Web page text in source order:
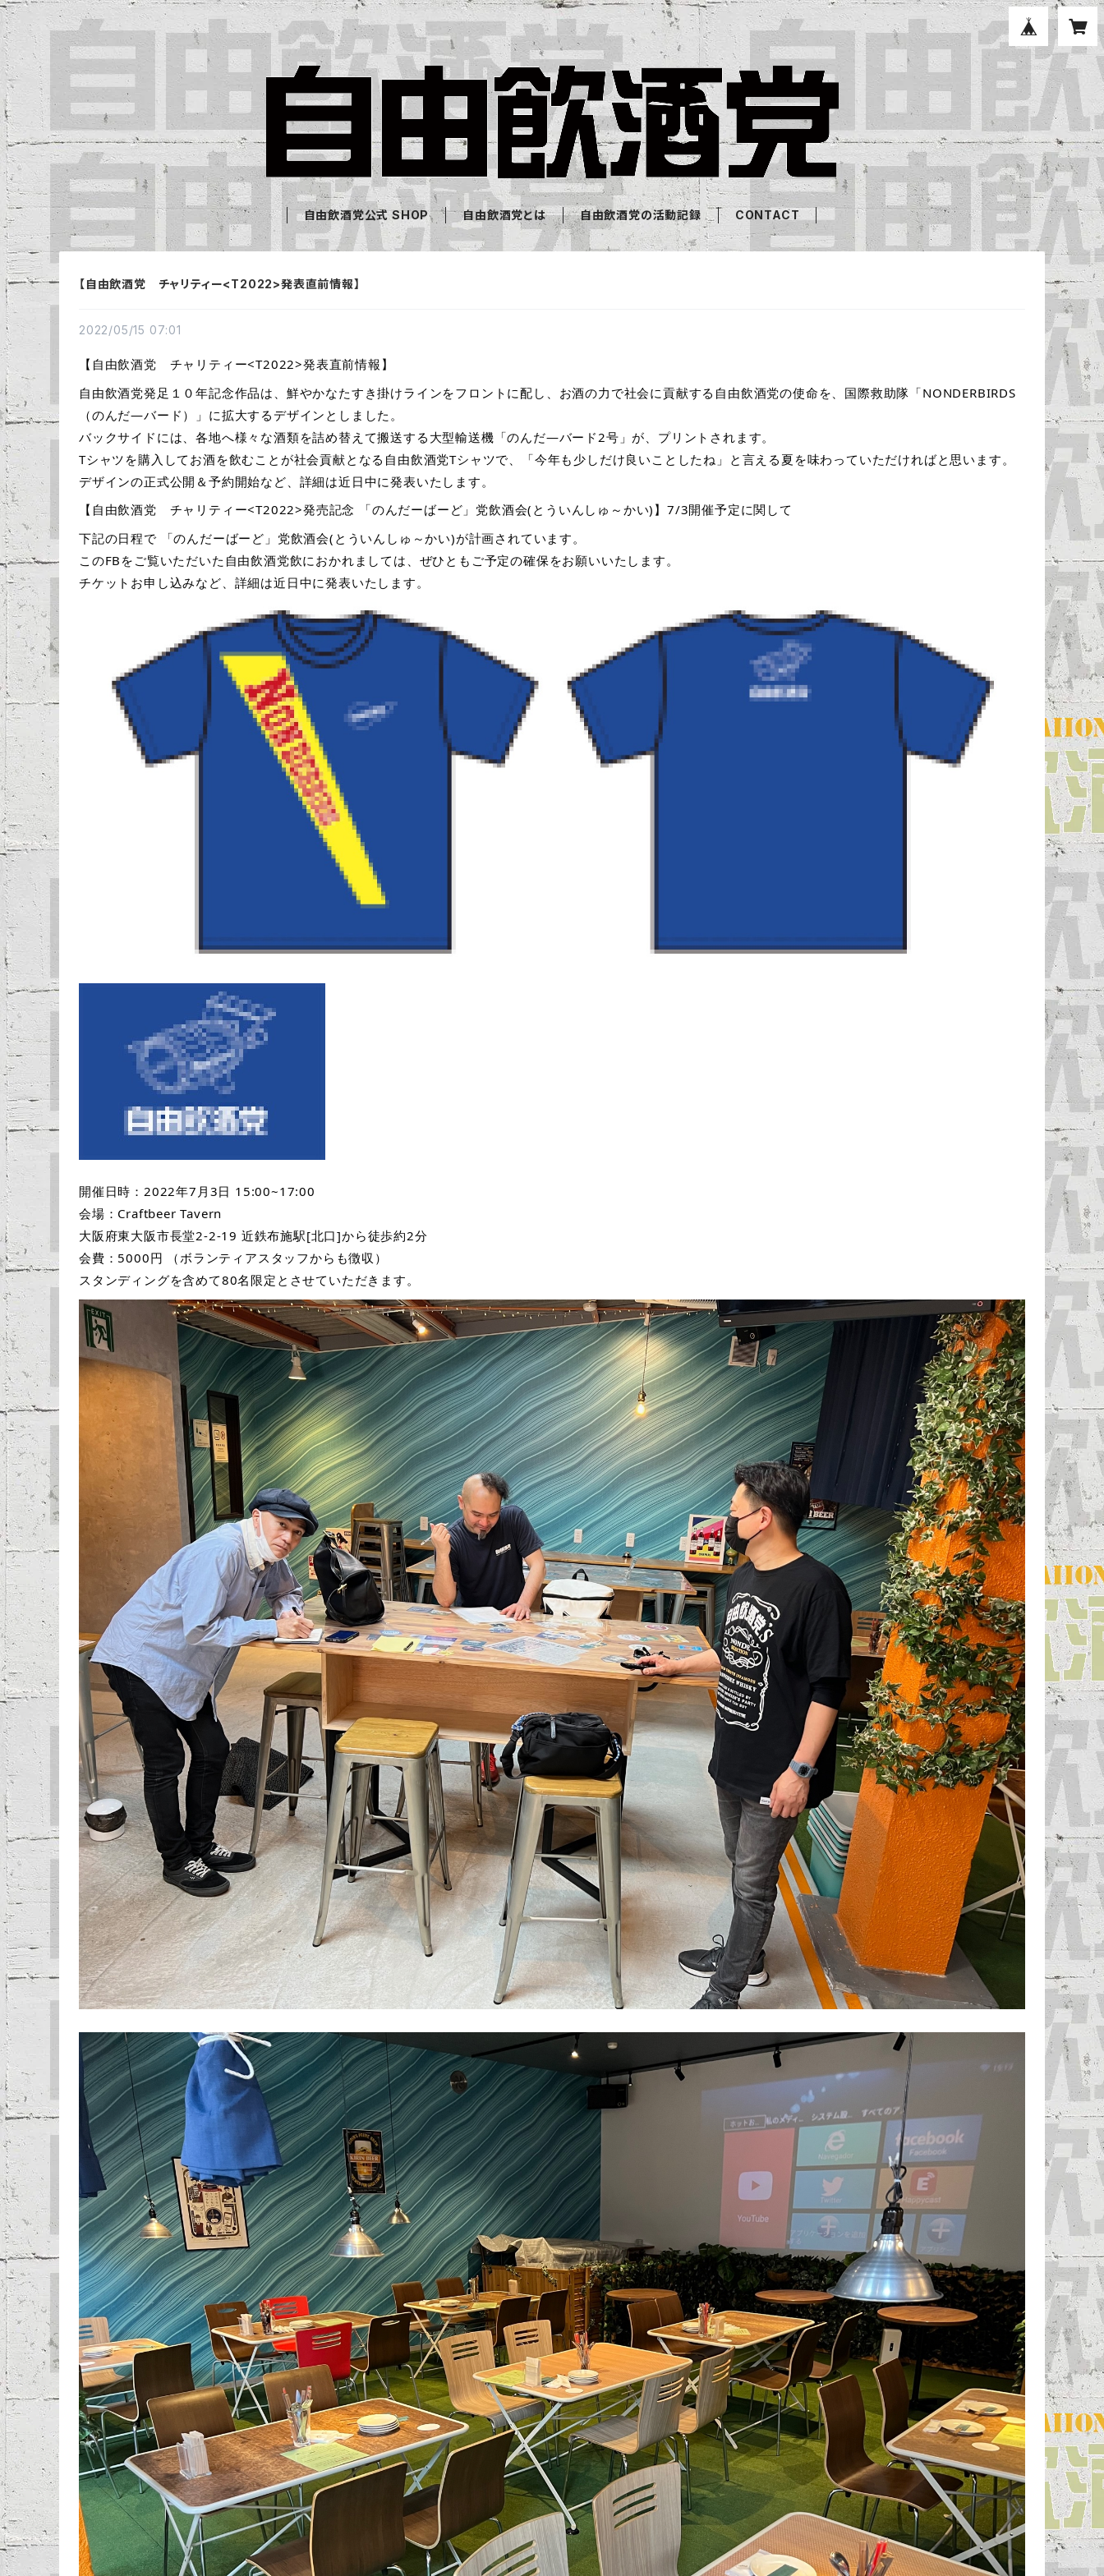
自由飲酒党公式 SHOP 自由飲酒党とは 自由飲酒党の活動記録 CONTACT
【自由飲酒党 チャリティー<T2022>発表直前情報】
2022/05/15 07:01
【自由飲酒党　チャリティー<T2022>発表直前情報】
自由飲酒党発足１０年記念作品は、鮮やかなたすき掛けラインをフロントに配し、お酒の力で社会に貢献する自由飲酒党の使命を、国際救助隊「NONDERBIRDS
（のんだ―バード）」に拡大するデザインとしました。
バックサイドには、各地へ様々な酒類を詰め替えて搬送する大型輸送機「のんだ―バード2号」が、プリントされます。
Tシャツを購入してお酒を飲むことが社会貢献となる自由飲酒党Tシャツで、「今年も少しだけ良いことしたね」と言える夏を味わっていただければと思います。
デザインの正式公開＆予約開始など、詳細は近日中に発表いたします。
【自由飲酒党　チャリティー<T2022>発売記念 「のんだーばーど」党飲酒会(とういんしゅ～かい)】7/3開催予定に関して
下記の日程で 「のんだーばーど」党飲酒会(とういんしゅ～かい)が計画されています。
このFBをご覧いただいた自由飲酒党飲におかれましては、ぜひともご予定の確保をお願いいたします。
開催日時：2022年7月3日 15:00~17:00
会場：Craftbeer Tavern
大阪府東大阪市長堂2-2-19 近鉄布施駅[北口]から徒歩約2分
会費：5000円 （ボランティアスタッフからも徴収）